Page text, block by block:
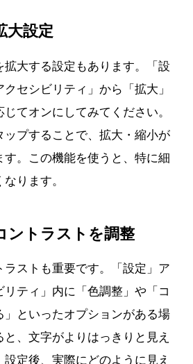
大設定
拡大する設定もあります。「設
セシビリティ」から「拡大」
てオンにしてみてください。
ップすることで、拡大・縮小が
す。この機能を使うと、特に細
ります。
ントラストを調整
ラストも重要です。「設定」ア
ティ」内に「色調整」や「コ
」といったオプションがある場
、文字がよりはっきりと見え
定後、実際にどのように見え